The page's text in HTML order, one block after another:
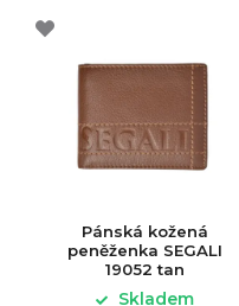
Pánská kožená
peněženka SEGALI
19052 tan
Skladem